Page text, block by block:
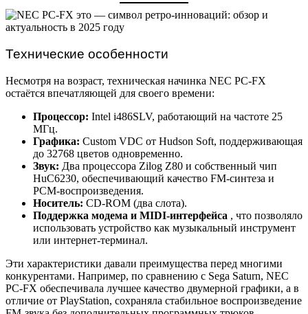
Технические особенности
Несмотря на возраст, техническая начинка NEC PC-FX
остаётся впечатляющей для своего времени:
Процессор: Intel i486SLV, работающий на частоте 25
МГц.
Графика: Custom VDC от Hudson Soft, поддерживающая
до 32768 цветов одновременно.
Звук: Два процессора Zilog Z80 и собственный чип
HuC6230, обеспечивающий качество FM-синтеза и
PCM-воспроизведения.
Носитель: CD-ROM (два слота).
Поддержка модема и MIDI-интерфейса , что позволяло
использовать устройство как музыкальный инструмент
или интернет-терминал.
Эти характеристики давали преимущества перед многими
конкурентами. Например, по сравнению с Sega Saturn, NEC
PC-FX обеспечивала лучшее качество двумерной графики, а в
отличие от PlayStation, сохраняла стабильное воспроизведение